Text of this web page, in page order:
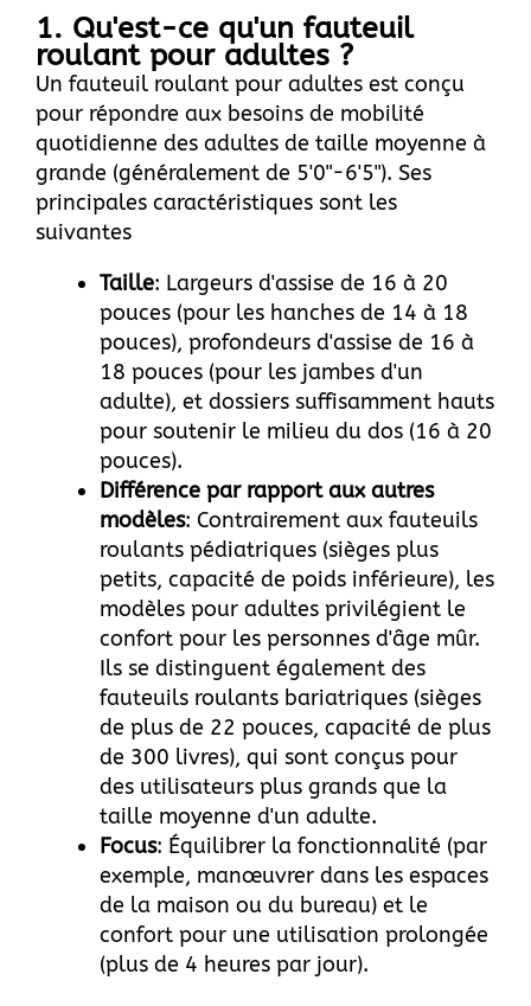
1. Qu'est-ce qu'un fauteuil
roulant pour adultes ?
Un fauteuil roulant pour adultes est conçu
pour répondre aux besoins de mobilité
quotidienne des adultes de taille moyenne à
grande (généralement de 5'0"-6'5"). Ses
principales caractéristiques sont les
suivantes
Taille: Largeurs d'assise de 16 à 20
pouces (pour les hanches de 14 à 18
pouces), profondeurs d'assise de 16 à
18 pouces (pour les jambes d'un
adulte), et dossiers suffisamment hauts
pour soutenir le milieu du dos (16 à 20
pouces).
Différence par rapport aux autres
modèles: Contrairement aux fauteuils
roulants pédiatriques (sièges plus
petits, capacité de poids inférieure), les
modèles pour adultes privilégient le
confort pour les personnes d'âge mûr.
Ils se distinguent également des
fauteuils roulants bariatriques (sièges
de plus de 22 pouces, capacité de plus
de 300 livres), qui sont conçus pour
des utilisateurs plus grands que la
taille moyenne d'un adulte.
Focus: Équilibrer la fonctionnalité (par
exemple, manœuvrer dans les espaces
de la maison ou du bureau) et le
confort pour une utilisation prolongée
(plus de 4 heures par jour).